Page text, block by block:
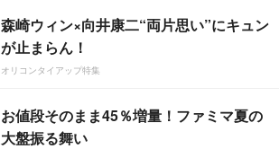
森崎ウィン×向井康二“両片思い”にキュン
が止まらん！
オリコンタイアップ特集
お値段そのまま45％増量！ファミマ夏の
大盤振る舞い